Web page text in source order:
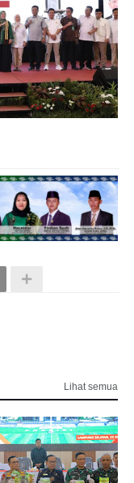
Lihat semua